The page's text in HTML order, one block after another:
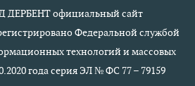
ДЕРБЕНТ официальный сайт
Федеральной службой
технологий и массовых
года серия ЭЛ № ФС 77 – 79159